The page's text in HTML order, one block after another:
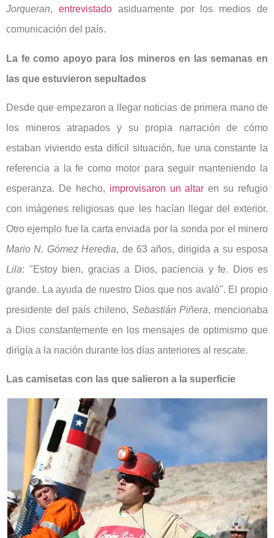
Jorqueran, entrevistadoasiduamente por los medios de
comunicación del país.
La fe como apoyo para los mineros en las semanas en
las que estuvieron sepultados
Desde que empezaron a llegar noticias de primera mano de
los mineros atrapados y su propia narración de cómo
estaban viviendo esta difícil situación, fue una constante la
referencia a la fe como motor para seguir manteniendo la
esperanza. De hecho, improvisaron un altar en su refugio
con imágenes religiosas que les hacían llegar del exterior.
Otro ejemplo fue la carta enviada por la sonda por el minero
Mario N. Gómez Heredia, de 63 años, dirigida a su esposa
Lila: "Estoy bien, gracias a Dios, paciencia y fe. Dios es
grande. La ayuda de nuestro Dios que nos avaló". El propio
presidente del país chileno, Sebastián Piñera, mencionaba
a Dios constantemente en los mensajes de optimismo que
dirigía a la nación durante los días anteriores al rescate.
Las camisetas con las que salieron a la superficie